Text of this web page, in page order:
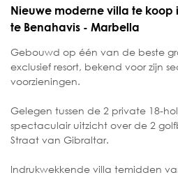
Nieuwe moderne villa te koop
te Benahavis - Marbella
Gebouwd op één van de beste
exclusief resort, bekend voor zijn
voorzieningen.
Gelegen tussen de 2 private 18-
spectaculair uitzicht over de 2
Straat van Gibraltar.
Indrukwekkende villa temidden